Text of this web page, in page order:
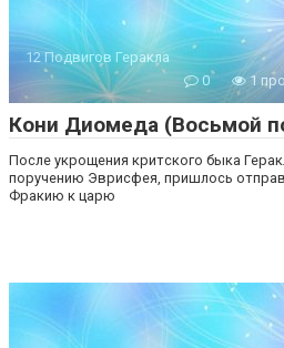
12 Подвигов Геракла
0
1
Кони Диомеда (Восьмой
После укрощения критского быка
поручению Эврисфея, пришлось
Фракию к царю